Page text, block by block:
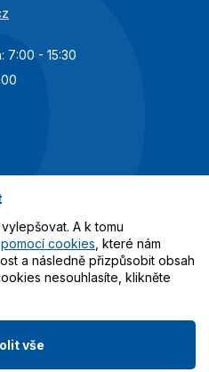
7:00 - 15:30
A k tomu
pomocí cookies , které nám
a následně přizpůsobit obsah
nesouhlasíte, klikněte
vše